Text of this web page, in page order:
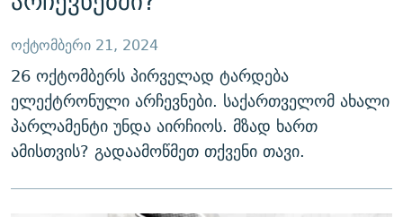
დაბრუნება
ძიებაზე
დაბრუნება
ᲔᲙᲝᲜᲝᲛᲘᲙᲐ
ᲡᲐᲖᲝᲒᲐᲓᲝᲔᲑᲐ
ᲙᲣᲚᲢᲣᲠᲐ
ᲡᲞᲝᲠᲢᲘ
ᲑᲚᲝᲒᲔᲑᲘ
ᲞᲝᲓᲙᲐᲡᲢᲔᲑᲘ
ᲐᲡᲐᲗᲘᲐᲜᲘᲡ ᲙᲣᲗᲮᲔ
ᲜᲘᲙᲝᲡ ᲞᲝᲓᲙᲐᲡᲢᲘ
60 ᲓᲔᲪᲘᲑᲔᲚᲘ
ᲒᲐᲓᲐᲪᲔᲛᲔᲑᲘ
ᲗᲐᲕᲘᲡᲣᲤᲚᲔᲑᲘᲡ ᲛᲝᲜᲘᲢᲝᲠᲘ
ᲤᲔᲜᲝᲕᲐᲜᲘ - 2.10
ᲗᲥᲕᲔᲜᲘ ᲞᲣᲑᲚᲘᲙᲐᲪᲘᲔᲑᲘ
ᲞᲠᲝᲔᲥᲢᲔᲑᲘ
ЭХО КАВКАЗА
ოქტომბერი 21, 2024
26 ოქტომბერს პირველად ტარდება
ელექტრონული არჩევნები. საქართველომ ახალი
პარლამენტი უნდა აირჩიოს. მზად ხართ
ამისთვის? გადაამოწმეთ თქვენი თავი.